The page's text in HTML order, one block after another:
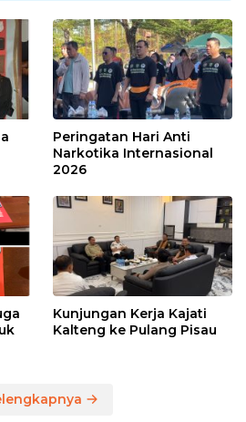
Peringatan Hari Anti
Narkotika Internasional
2026
Kunjungan Kerja Kajati
Kalteng ke Pulang Pisau